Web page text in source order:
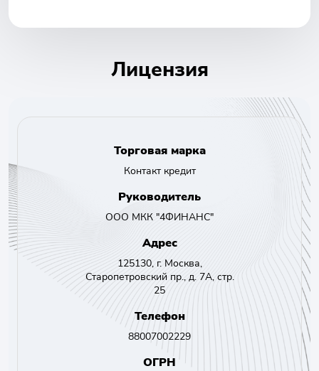
Лицензия
Торговая марка
Контакт кредит
Руководитель
ООО МКК "4ФИНАНС"
Адрес
125130, г. Москва,
Старопетровский пр., д. 7А, стр.
25
Телефон
88007002229
ОГРН